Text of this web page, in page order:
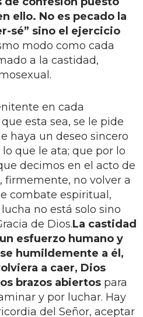
ello. No es pecado la
sé” sino el ejercicio
modo como cada
a la castidad,
en cada
esta sea, se le pide
haya un deseo sincero
que le ata; que por lo
decimos en el acto de
firmemente, no volver a
combate espiritual,
no está solo sino
de Dios.La castidad
esfuerzo humano y
humildemente a él,
a caer, Dios
brazos abiertos para
y por luchar. Hay
del Señor, aceptar